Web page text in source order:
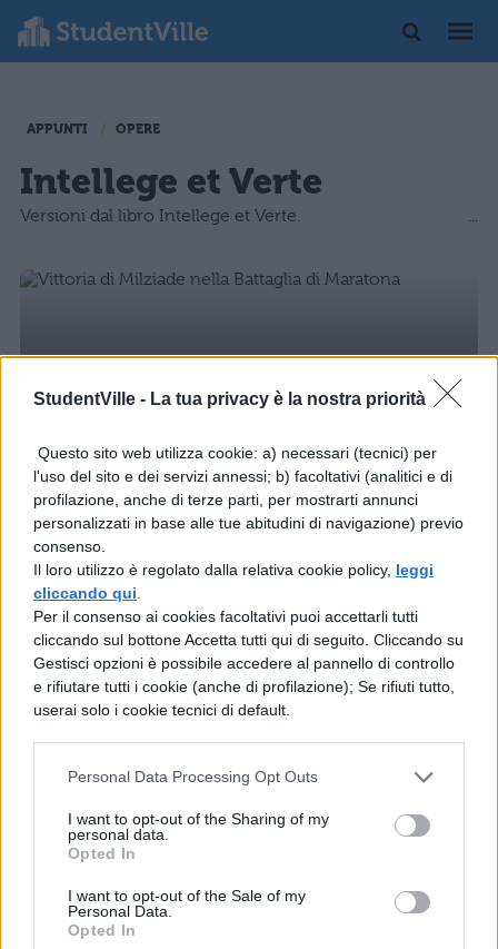
StudentVille - La tua privacy è la nostra priorità
Questo sito web utilizza cookie: a) necessari (tecnici) per
l'uso del sito e dei servizi annessi; b) facoltativi (analitici e di
profilazione, anche di terze parti, per mostrarti annunci
personalizzati in base alle tue abitudini di navigazione) previo
consenso.
Il loro utilizzo è regolato dalla relativa cookie policy, leggi
cliccando qui
Per il consenso ai cookies facoltativi puoi accettarli tutti
cliccando sul bottone Accetta tutti qui di seguito. Cliccando su
Gestisci opzioni è possibile accedere al pannello di controllo
e rifiutare tutti i cookie (anche di profilazione); Se rifiuti tutto,
userai solo i cookie tecnici di default.
Personal Data Processing Opt Outs
I want to opt-out of the Sharing of my
personal data.
Opted In
I want to opt-out of the Sale of my
Personal Data.
Opted In
APPUNTI OPERE
Intellege et Verte
Versioni dal libro Intellege et Verte.
LETTERATURA LATINA
Vittoria di Milziade nella Battaglia
di Maratona
LETTERATURA LATINA
Cesare e Pompeo si scontrano a Farsalo
LETTERATURA LATINA
LETTERATURA LATINA
La prima guerra civile e la guerra piratica
LETTERATURA LATINA